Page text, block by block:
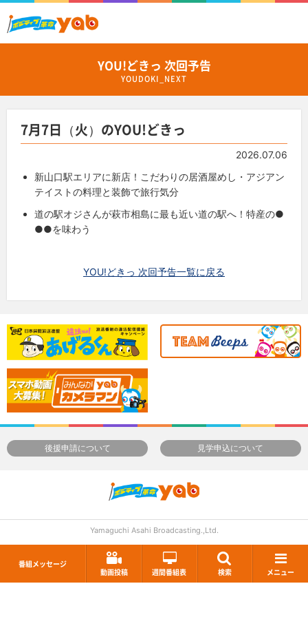
番組メッセージ
動画投稿
週間番組表 検索 メニュー
YOU!どきっ 次回予告
YOUDOKI_NEXT
7月7日（火）のYOU!どきっ
2026.07.06
新山口駅エリアに新店！こだわりの居酒屋めし・アジアン
テイストの料理と装飾で旅行気分
道の駅オジさんが萩市相島に最も近い道の駅へ！特産の●
●●を味わう
YOU!どきっ 次回予告一覧に戻る
後援申請について 見学申込について
Yamaguchi Asahi Broadcasting.,Ltd.